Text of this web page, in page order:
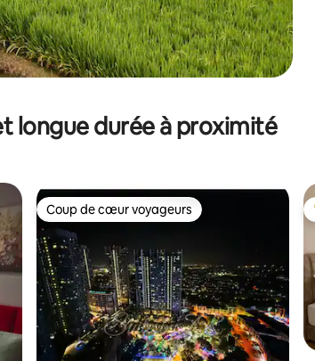
longue durée à proximité
Coup de cœur voyageurs
Coup de cœur voyageurs